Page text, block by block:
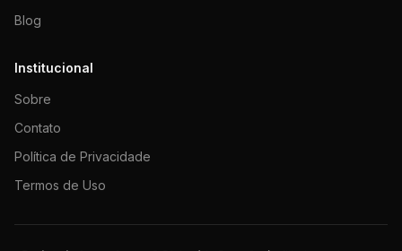
Blog
Institucional
Sobre
Contato
Política de Privacidade
Termos de Uso